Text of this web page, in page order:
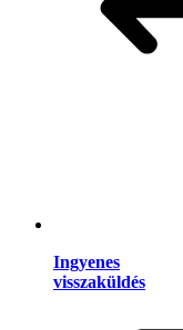
Ingyenes
visszaküldés